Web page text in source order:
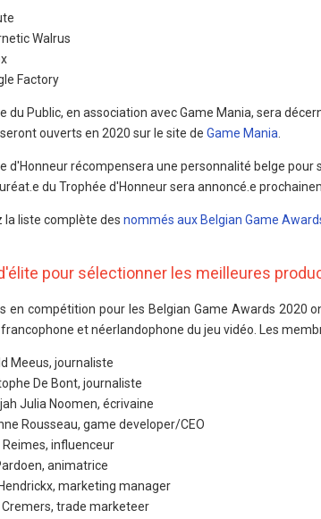
Walrus
Factory
du Public, en association avec Game Mania, sera
seront ouverts en 2020 sur le site de Game Mania
d'Honneur récompensera une personnalité belge
du Trophée d'Honneur sera annoncé.e
la liste complète des nommés aux Belgian Game
pour sélectionner les meilleures
en compétition pour les Belgian Game Awards 2020
et néerlandophone du jeu vidéo. Les
Meeus, journaliste
De Bont, journaliste
Julia Noomen, écrivaine
Rousseau, game developer/CEO
Reimes, influenceur
animatrice
marketing manager
Cremers, trade marketeer